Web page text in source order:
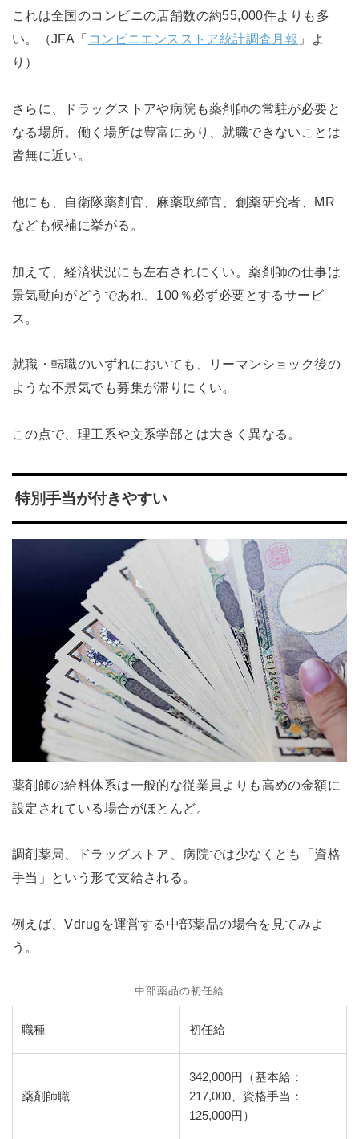
これは全国のコンビニの店舗数の約55,000件よりも多
い。（JFA「 コンビニエンスストア統計調査月報 」よ
り）
さらに、ドラッグストアや病院も薬剤師の常駐が必要と
なる場所。働く場所は豊富にあり、就職できないことは
皆無に近い。
他にも、自衛隊薬剤官、麻薬取締官、創薬研究者、MR
なども候補に挙がる。
加えて、経済状況にも左右されにくい。薬剤師の仕事は
景気動向がどうであれ、100％必ず必要とするサービ
ス。
就職・転職のいずれにおいても、リーマンショック後の
ような不景気でも募集が滞りにくい。
この点で、理工系や文系学部とは大きく異なる。
特別手当が付きやすい
薬剤師の給料体系は一般的な従業員よりも高めの金額に
設定されている場合がほとんど。
調剤薬局、ドラッグストア、病院では少なくとも「資格
手当」という形で支給される。
例えば、Vdrugを運営する中部薬品の場合を見てみよ
う。
中部薬品の初任給
職種 初任給
薬剤師職
342,000円（基本給：
217,000、資格手当：
125,000円）